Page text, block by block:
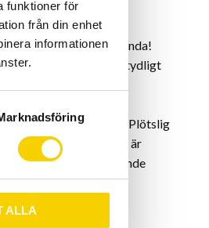
funktioner för
från din enhet
informationen
ALLA
- utan att offra prestanda!
men också? betydligt
Plötslig
eller ventil avsliten är
bestående av flytande
av en sekund.